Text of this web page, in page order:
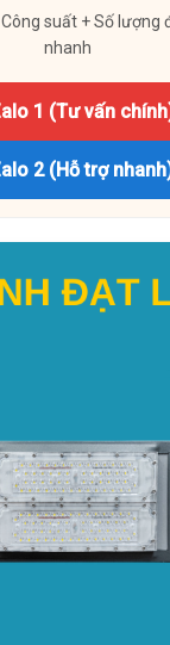
suất + Số lượng
nhanh
1 (Tư vấn
2 (Hỗ trợ